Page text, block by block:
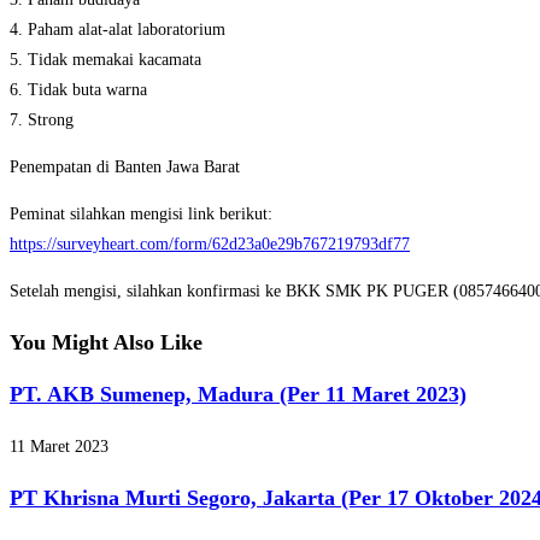
4. Paham alat-alat laboratorium
5. Tidak memakai kacamata
6. Tidak buta warna
7. Strong
Penempatan di Banten Jawa Barat
Peminat silahkan mengisi link berikut:
https://surveyheart.com/form/62d23a0e29b767219793df77
Setelah mengisi, silahkan konfirmasi ke BKK SMK PK PUGER
You Might Also Like
PT. AKB Sumenep, Madura (Per 11 Maret 2023)
11 Maret 2023
PT Khrisna Murti Segoro, Jakarta (Per 17 Oktober